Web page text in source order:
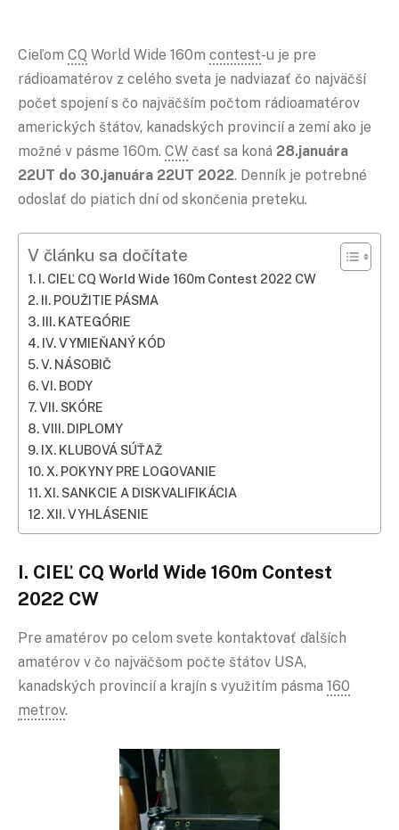
Cieľom CQ World Wide 160m contest-u je pre
rádioamatérov z celého sveta je nadviazať čo najväčší
počet spojení s čo najväčším počtom rádioamatérov
amerických štátov, kanadských provincií a zemí ako je
možné v pásme 160m. CW časť sa koná 28.januára
22UT do 30.januára 22UT 2022. Denník je potrebné
odoslať do piatich dní od skončenia preteku.
V článku sa dočítate
I. CIEĽ CQ World Wide 160m Contest 2022 CW
II. POUŽITIE PÁSMA
III. KATEGÓRIE
IV. VYMIEŇANÝ KÓD
V. NÁSOBIČ
VI. BODY
VII. SKÓRE
VIII. DIPLOMY
IX. KLUBOVÁ SÚŤAŽ
X. POKYNY PRE LOGOVANIE
XI. SANKCIE A DISKVALIFIKÁCIA
XII. VYHLÁSENIE
I. CIEĽ CQ World Wide 160m Contest
2022 CW
Pre amatérov po celom svete kontaktovať ďalších
amatérov v čo najväčšom počte štátov USA,
kanadských provincií a krajín s využitím pásma 160
metrov.